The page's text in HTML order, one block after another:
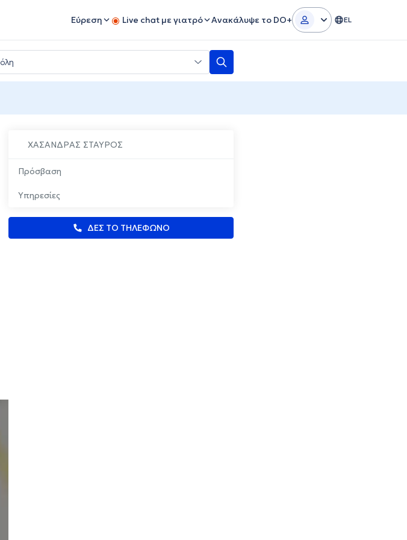
Εύρεση Live chat με γιατρό Ανακάλυψε το DO+ EL
ΧΑΣΑΝΔΡΑΣ ΣΤΑΥΡΟΣ
Πρόσβαση
Υπηρεσίες
ΔΕΣ ΤΟ ΤΗΛΕΦΩΝΟ